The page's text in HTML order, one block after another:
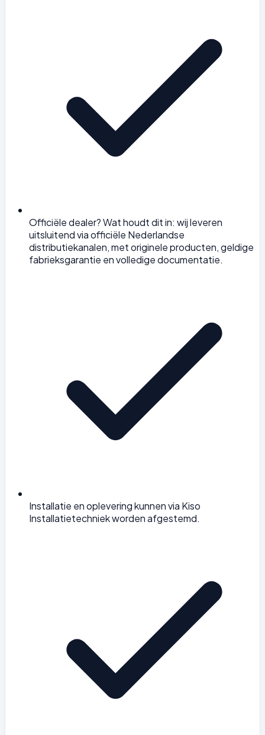
Officiële dealer? Wat houdt dit in: wij leveren
uitsluitend via officiële Nederlandse
distributiekanalen, met originele producten, geldige
fabrieksgarantie en volledige documentatie.
Installatie en oplevering kunnen via Kiso
Installatietechniek worden afgestemd.